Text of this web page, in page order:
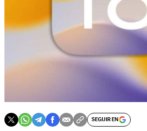
SEGUIR EN